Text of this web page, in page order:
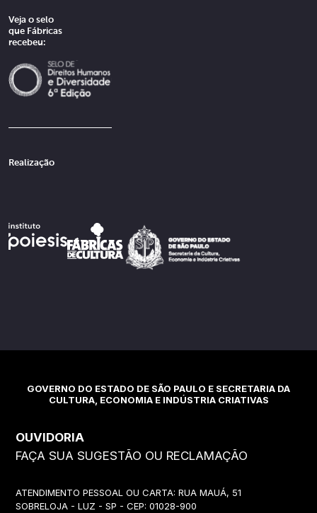
Veja o selo
que Fábricas
recebeu:
Realização
GOVERNO DO ESTADO DE SÃO PAULO E SECRETARIA DA
CULTURA, ECONOMIA E INDÚSTRIA CRIATIVAS
OUVIDORIA
FAÇA SUA SUGESTÃO OU RECLAMAÇÃO
ATENDIMENTO PESSOAL OU CARTA: RUA MAUÁ, 51
SOBRELOJA - LUZ - SP - CEP: 01028-900